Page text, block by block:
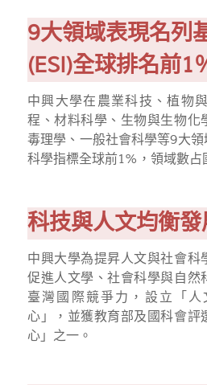
9大領域表現名列
(ESI)全球排名前1
中興大學在農業科技、植物
程、材料科學、生物與生物化
毒理學、一般社會科學等9大
科學指標全球前1%，領域數占
科技與人文均衡發
中興大學為提昇人文與社會科
促進人文學、社會科學與自然
臺灣國際競爭力，設立「
心」，並獲教育部及國科會評
心」之一。